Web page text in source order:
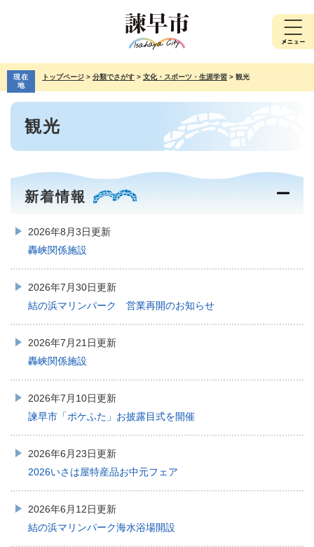
先
で
す。
を
ば
現在
地
トップページ > 分類でさがす > 文化・スポーツ・生涯学習 > 観光
本
観光
新着情報
2026年8月3日更新
轟峡関係施設
2026年7月30日更新
結の浜マリンパーク 営業再開のお知らせ
2026年7月21日更新
轟峡関係施設
2026年7月10日更新
諫早市「ポケふた」お披露目式を開催
2026年6月23日更新
2026いさは屋特産品お中元フェア
2026年6月12日更新
結の浜マリンパーク海水浴場開設